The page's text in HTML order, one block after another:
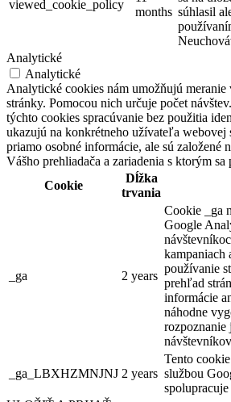
viewed_cookie_policy
months súhlasil
Analytické
Analytické
Analytické cookies nám umožňujú
stránky. Pomocou nich určuje počet
týchto cookies spracúvanie bez použitia
ukazujú na konkrétneho užívateľa webovej
priamo osobné informácie, ale sú založené
Vášho prehliadača a zariadenia s ktorým sa
Cookie
Dĺžka
trvania
_ga 2 years
Cookie _ga
Google
kampaniach
používanie
prehľad
informácie
náhodne
rozpoznanie
_ga_LBXHZMNJNJ 2 years
Tento
službou
spolupracuje